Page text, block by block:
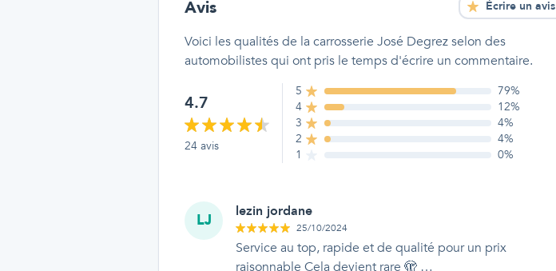
Avis Écrire un avis
Voici les qualitésde la carrosserie José Degrezselon des
automobilistes qui ont pris le temps d'écrire un commentaire.
4.7
24 avis
5 79%
4
12%
3
4%
2
4%
1
0%
LJ lezin jordane
25/10/2024
Service au top, rapide et de qualité pour un prix
raisonnable Cela devient rare 🫣 …